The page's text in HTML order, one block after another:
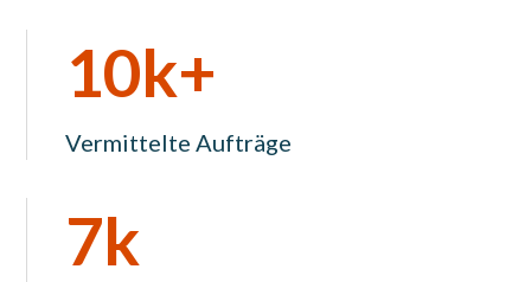
10k+
Vermittelte Aufträge
7k